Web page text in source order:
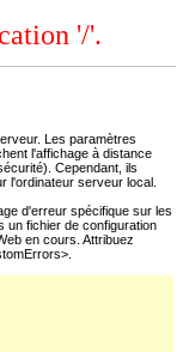
'/'.
Les paramètres
l'affichage à distance
Cependant, ils
l'ordinateur serveur local.
d'erreur spécifique sur les
un fichier de configuration
en cours. Attribuez